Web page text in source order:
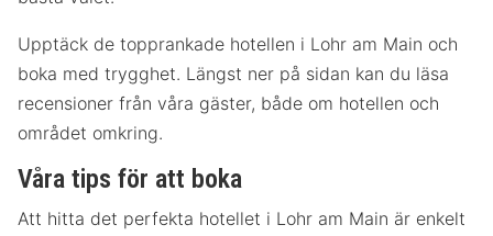
Upptäck de topprankade hotellen i Lohr am Main och
boka med trygghet. Längst ner på sidan kan du läsa
recensioner från våra gäster, både om hotellen och
området omkring.
Våra tips för att boka
Att hitta det perfekta hotellet i Lohr am Main är enkelt